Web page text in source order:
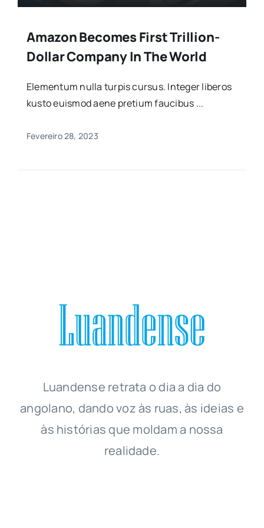
Amazon Becomes First Trillion-
Dollar Company In The World
Elementum nulla turpis cursus. Integer liberos
kusto euismod aene pretium faucibus ...
Fevereiro 28, 2023
Luandense retrata o dia a dia do
angolano, dando voz às ruas, às ideias e
às histórias que moldam a nossa
realidade.